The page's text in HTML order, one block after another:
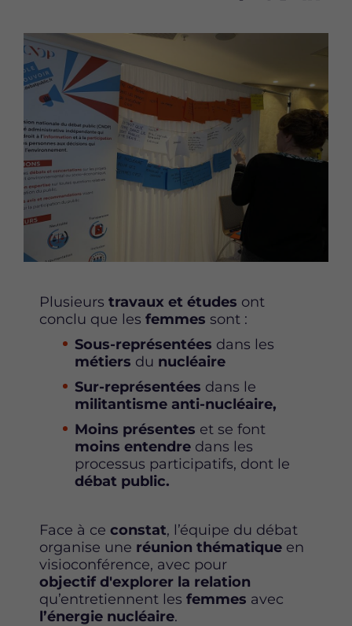
a
g
e
c
e
t
t
p
a
s
u
r
c
e
b
o
a
g
c
r
t
r
g
e
e
Image
Plusieurs travaux et études ont
conclu que les femmes sont :
Sous-représentées dans les
métiers du nucléaire
Sur-représentées dans le
militantisme anti-nucléaire,
Moins présentes et se font
moins entendre dans les
processus participatifs, dont le
débat public.
Face à ce constat, l’équipe du débat
organise une réunion thématique en
visioconférence, avec pour
objectif d'explorer la relation
qu’entretiennent les femmes avec
l’énergie nucléaire.